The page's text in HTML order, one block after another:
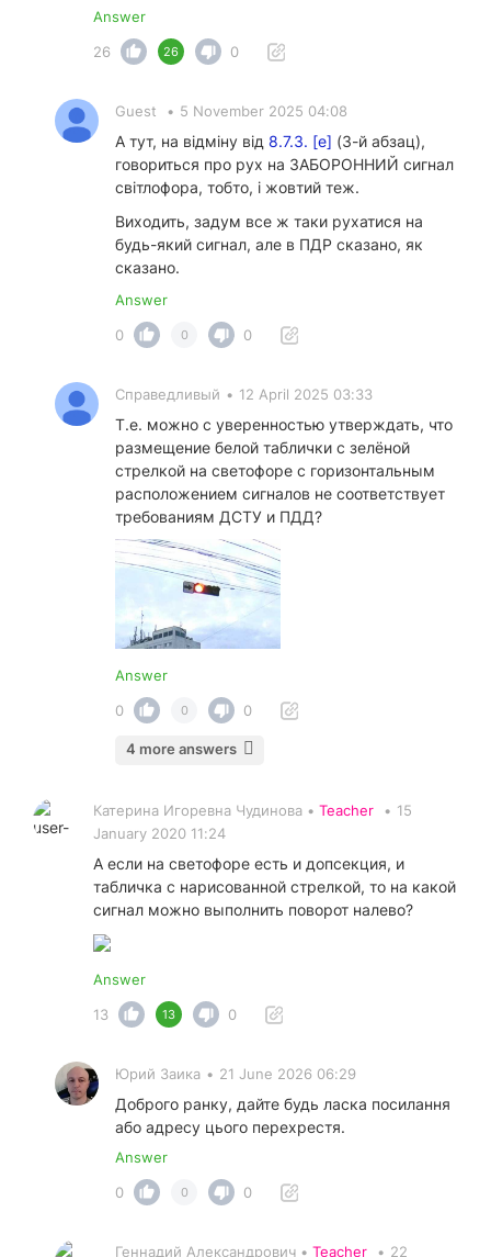
Answer
26
26 0
Guest • 5 November 2025 04:08
А тут, на відміну від 8.7.3. [е] (3-й абзац),
говориться про рух на ЗАБОРОННИЙ сигнал
світлофора, тобто, і жовтий теж.
Виходить, задум все ж таки рухатися на
будь-який сигнал, але в ПДР сказано, як
сказано.
Answer
0
0 0
Справедливый • 12 April 2025 03:33
Т.е. можно с уверенностью утверждать, что
размещение белой таблички с зелёной
стрелкой на светофоре с горизонтальным
расположением сигналов не соответствует
требованиям ДСТУ и ПДД?
Answer
0
0 0
4 more answers
Катерина Игоревна Чудинова • Teacher • 15
January 2020 11:24
А если на светофоре есть и допсекция, и
табличка с нарисованной стрелкой, то на какой
сигнал можно выполнить поворот налево?
Answer
13
13 0
Юрий Заика • 21 June 2026 06:29
Доброго ранку, дайте будь ласка посилання
або адресу цього перехрестя.
Answer
0
0 0
Геннадий Александрович • Teacher • 22